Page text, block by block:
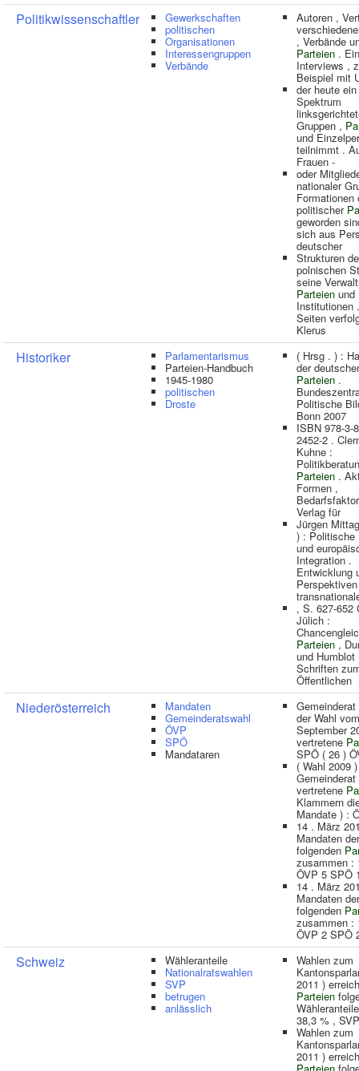
Politikwissenschaftler Gewerkschaften
politischen
Organisationen
Interessengruppen
Verbände
Autoren ,
, Verbände
Parteien .
Interviews ,
Beispiel mit
der heute
Spektrum
Gruppen ,
und
teilnimmt .
Frauen -
oder
nationaler
Formationen
politischer
geworden
sich aus
deutscher
Strukturen
polnischen
seine
Parteien und
Institutionen
Seiten
Klerus
Historiker Parlamentarismus
Parteien-Handbuch
1945-1980
politischen
Droste
( Hrsg . ) :
der
Parteien .
Politische
Bonn 2007
ISBN 978-3-
2452-2 .
Kuhne :
Parteien .
Formen ,
Verlag für
Jürgen
) : Politische
und
Integration .
Entwicklung
Perspektiven
, S. 627-652
Jülich :
Parteien ,
und Humblot
Schriften
Öffentlichen
Niederösterreich Mandaten
Gemeinderatswahl
ÖVP
SPÖ
Mandataren
der Wahl vom
September
vertretene
SPÖ ( 26 )
( Wahl 2009
Gemeinderat
vertretene
Klammern
Mandate ) :
14 . März
Mandaten der
folgenden
zusammen :
ÖVP 5 SPÖ
14 . März
Mandaten der
folgenden
zusammen :
ÖVP 2 SPÖ
Schweiz Wähleranteile
Nationalratswahlen
SVP
betrugen
anlässlich
Wahlen zum
2011 )
Parteien
38,3 % , SVP
Wahlen zum
2011 )